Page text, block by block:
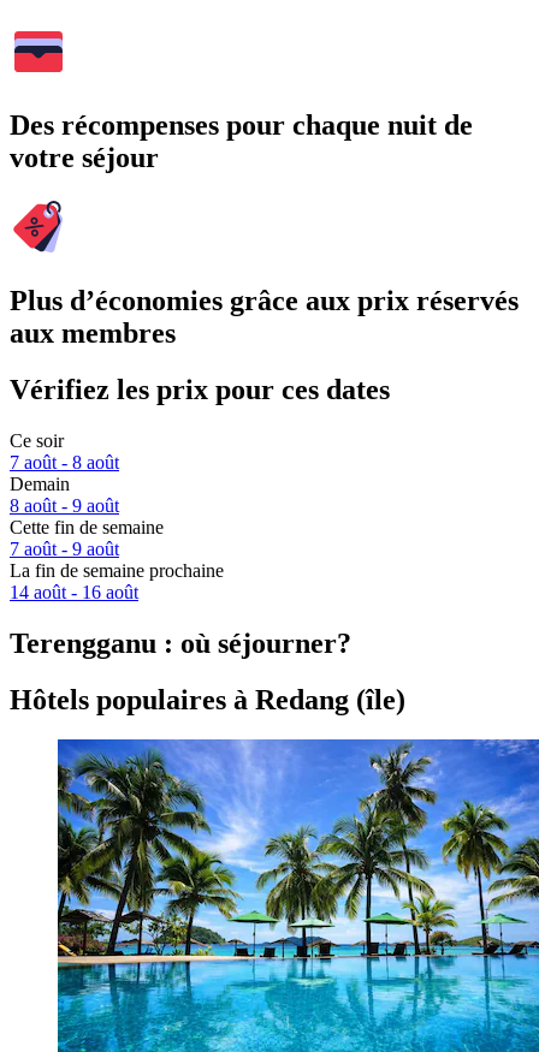
Des récompenses pour chaque nuit de
votre séjour
Plus d’économies grâce aux prix réservés
aux membres
Vérifiez les prix pour ces dates
Ce soir
7 août - 8 août
Demain
8 août - 9 août
Cette fin de semaine
7 août - 9 août
La fin de semaine prochaine
14 août - 16 août
Terengganu : où séjourner?
Hôtels populaires à Redang (île)